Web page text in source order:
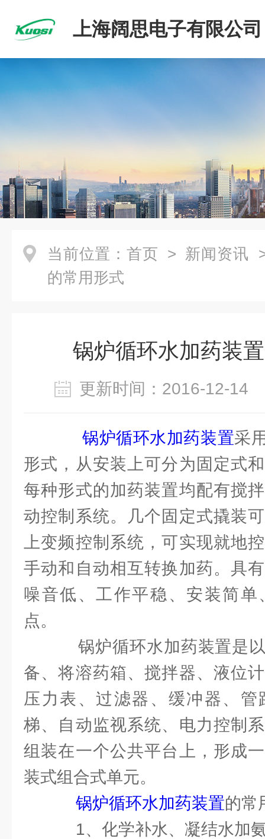
上海阔思电子有限公司
当前位置： 首页 > 新闻资讯
的常用形式
锅炉循环水加药装
更新时间：2016-12-
锅炉循环水加药装置采
形式，从安装上可分为固定式
每种形式的加药装置均配有搅
动控制系统。几个固定式撬装
上变频控制系统，可实现就地
手动和自动相互转换加药。具
噪音低、工作平稳、安装简
点。
锅炉循环水加药装置是
备、将溶药箱、搅拌器、液位
压力表、过滤器、缓冲器、
梯、自动监视系统、电力控制
组装在一个公共平台上，形成
装式组合式单元。
锅炉循环水加药装置的常
1、化学补水、凝结水加